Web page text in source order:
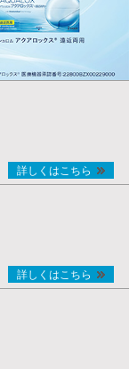
詳しくはこちら
詳しくはこちら